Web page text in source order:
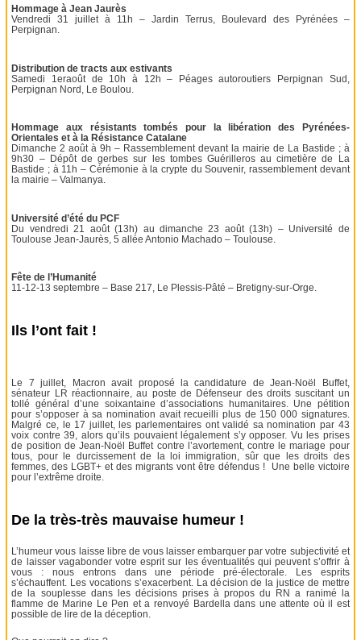
Hommage à Jean Jaurès
Vendredi 31 juillet à 11h – Jardin Terrus, Boulevard des Pyrénées –
Perpignan.
Distribution de tracts aux estivants
Samedi 1eraoût de 10h à 12h – Péages autoroutiers Perpignan Sud,
Perpignan Nord, Le Boulou.
Hommage aux résistants tombés pour la libération des Pyrénées-
Orientales et à la Résistance Catalane
Dimanche 2 août à 9h – Rassemblement devant la mairie de La Bastide ; à
9h30 – Dépôt de gerbes sur les tombes Guérilleros au cimetière de La
Bastide ; à 11h – Cérémonie à la crypte du Souvenir, rassemblement devant
la mairie – Valmanya.
Université d’été du PCF
Du vendredi 21 août (13h) au dimanche 23 août (13h) – Université de
Toulouse Jean-Jaurès, 5 allée Antonio Machado – Toulouse.
Fête de l’Humanité
11-12-13 septembre – Base 217, Le Plessis-Pâté – Bretigny-sur-Orge.
Ils l’ont fait !
Le 7 juillet, Macron avait proposé la candidature de Jean-Noël Buffet,
sénateur LR réactionnaire, au poste de Défenseur des droits suscitant un
tollé général d’une soixantaine d’associations humanitaires. Une pétition
pour s’opposer à sa nomination avait recueilli plus de 150 000 signatures.
Malgré ce, le 17 juillet, les parlementaires ont validé sa nomination par 43
voix contre 39, alors qu’ils pouvaient légalement s’y opposer. Vu les prises
de position de Jean-Noël Buffet contre l’avortement, contre le mariage pour
tous, pour le durcissement de la loi immigration, sûr que les droits des
femmes, des LGBT+ et des migrants vont être défendus ! Une belle victoire
pour l’extrême droite.
De la très-très mauvaise humeur !
L’humeur vous laisse libre de vous laisser embarquer par votre subjectivité et
de laisser vagabonder votre esprit sur les éventualités qui peuvent s’offrir à
vous : nous entrons dans une période pré-électorale. Les esprits
s’échauffent. Les vocations s’exacerbent. La décision de la justice de mettre
de la souplesse dans les décisions prises à propos du RN a ranimé la
flamme de Marine Le Pen et a renvoyé Bardella dans une attente où il est
possible de lire de la déception.